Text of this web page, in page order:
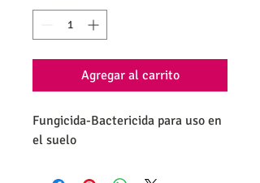
Agregar al carrito
Fungicida-Bactericida para uso en
el suelo